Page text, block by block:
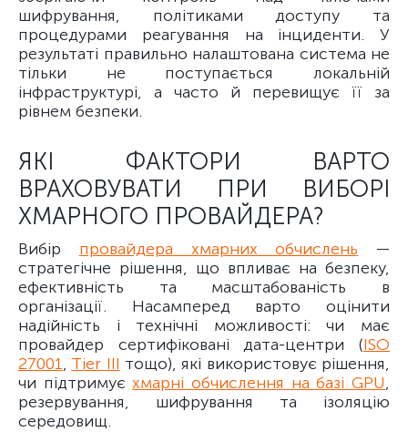
шифрування, політиками доступу та
процедурами реагування на інциденти. У
результаті правильно налаштована система не
тільки не поступається локальній
інфраструктурі, а часто й перевищує її за
рівнем безпеки.
ЯКІ ФАКТОРИ ВАРТО
ВРАХОВУВАТИ ПРИ ВИБОРІ
ХМАРНОГО ПРОВАЙДЕРА?
Вибір провайдера хмарних обчислень —
стратегічне рішення, що впливає на безпеку,
ефективність та масштабованість в
організації. Насамперед варто оцінити
надійність і технічні можливості: чи має
провайдер сертифіковані дата-центри (ISO
27001, Tier III тощо), які використовує рішення,
чи підтримуєхмарні обчислення на базі GPU,
резервування, шифрування та ізоляцію
середовищ.